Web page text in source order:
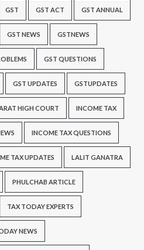
GST GST ACT GST ANNUAL
GST NEWS GSTNEWS
GST QUESTIONS
GST UPDATES GSTUPDATES
HIGH COURT INCOME TAX
INCOME TAX QUESTIONS
TAX UPDATES LALIT GANATRA
PHULCHAB ARTICLE
TAX TODAY EXPERTS
NEWS